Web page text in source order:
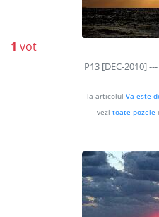
1 vot
P13 [DEC-2010]
la articolul Va este
vezi toate pozele